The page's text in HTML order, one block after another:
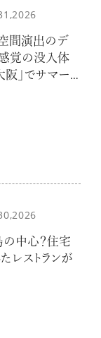
間演出のデ
覚の没入体
阪」でサマー
中心？住宅
レストランが